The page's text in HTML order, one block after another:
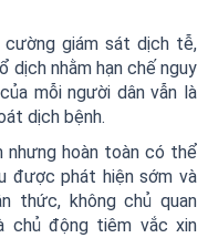
giám sát dịch tễ,
nhằm hạn chế nguy
mỗi người dân vẫn là
dịch bệnh.
nhưng hoàn toàn có thể
được phát hiện sớm và
thức, không chủ quan
chủ động tiêm vắc xin